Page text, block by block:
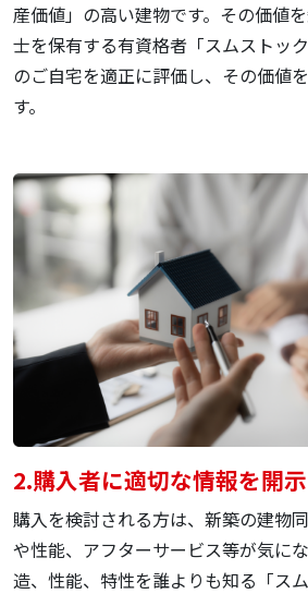
産価値」の高い建物です。その価値
士を保有する有資格者「スムストッ
のご自宅を適正に評価し、その価値
す。
2.購入者に適切な情報を開示
購入を検討される方は、新築の建物
や性能、アフターサービス等が気に
造、性能、特性を誰よりも知る「ス